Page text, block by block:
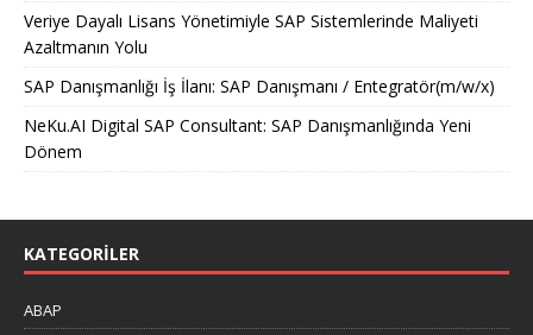
Veriye Dayalı Lisans Yönetimiyle SAP Sistemlerinde Maliyeti
Azaltmanın Yolu
SAP Danışmanlığı İş İlanı: SAP Danışmanı / Entegratör(m/w/x)
NeKu.AI Digital SAP Consultant: SAP Danışmanlığında Yeni
Dönem
KATEGORILER
ABAP